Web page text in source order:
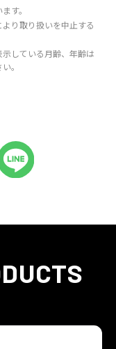
す。
り取り扱いを中止する
している月齢、年齢は
。